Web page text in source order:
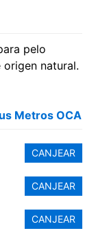
pelo
natural.
Metros OCA
CANJEAR
CANJEAR
CANJEAR